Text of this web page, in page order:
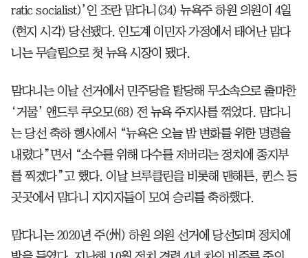
ratic socialist)’인 조란 맘다니(34) 뉴욕주 하원 의원이 4일
(현지 시각) 당선됐다. 인도계 이민자 가정에서 태어난 맘다
니는 무슬림으로 첫 뉴욕 시장이 됐다.
맘다니는 이날 선거에서 민주당을 탈당해 무소속으로 출마한
‘거물’ 앤드루 쿠오모(68) 전 뉴욕 주지사를 꺾었다. 맘다니
는 당선 축하 행사에서 “뉴욕은 오늘 밤 변화를 위한 명령을
내렸다”면서 “소수를 위해 다수를 저버리는 정치에 종지부
를 찍겠다”고 했다. 이날 브루클린을 비롯해 맨해튼, 퀸스 등
곳곳에서 맘다니 지지자들이 모여 승리를 축하했다.
맘다니는 2020년 주(州) 하원 의원 선거에 당선되며 정치에